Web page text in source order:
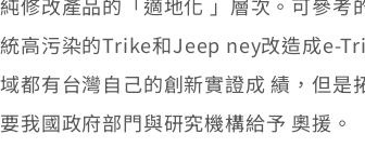
高污染的Trike和Jeep ney改造成e-
都有台灣自己的創新實證成 績，但
我國政府部門與研究機構給予 奧援。